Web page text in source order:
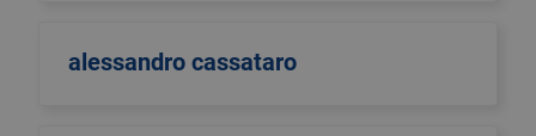
alessandro cassataro